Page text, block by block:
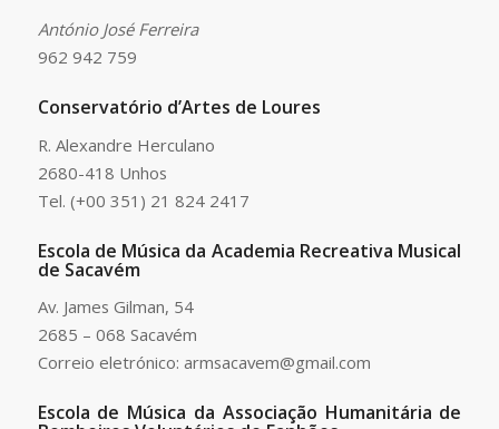
António José Ferreira
962 942 759
Conservatório d’Artes de Loures
R. Alexandre Herculano
2680-418 Unhos
Tel. (+00 351) 21 824 2417
Escola de Música da Academia Recreativa Musical
de Sacavém
Av. James Gilman, 54
2685 – 068 Sacavém
Correio eletrónico: armsacavem@gmail.com
Escola de Música da Associação Humanitária de